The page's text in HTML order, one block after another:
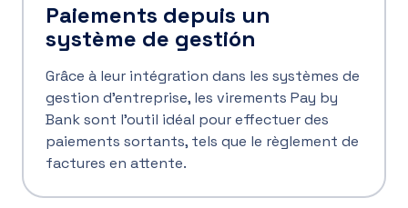
Paiements depuis un
système de gestión
Grâce à leur intégration dans les systèmes de
gestion d’entreprise, les virements Pay by
Bank sont l’outil idéal pour effectuer des
paiements sortants, tels que le règlement de
factures en attente.